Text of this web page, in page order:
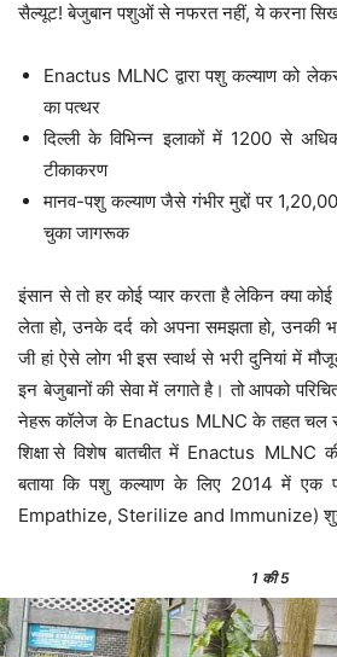
सैल्यूट! बेजुबान पशुओं से नफरत नहीं, ये करना
Enactus MLNC द्वारा पशु कल्याण को
का पत्थर
दिल्ली के विभिन्न इलाकों में 1200 से
टीकाकरण
मानव-पशु कल्याण जैसे गंभीर मुद्दों पर
चुका जागरूक
इंसान से तो हर कोई प्यार करता है लेकिन क्या
लेता हो, उनके दर्द को अपना समझता हो, उनकी
जी हां ऐसे लोग भी इस स्वार्थ से भरी दुनियां में
इन बेजुबानों की सेवा में लगाते है। तो आपको
नेहरू कॉलेज के Enactus MLNC के तहत चल
शिक्षा से विशेष बातचीत में Enactus MLNC
बताया कि पशु कल्याण के लिए 2014 में एक
Empathize, Sterilize and Immunize)
1 की 5